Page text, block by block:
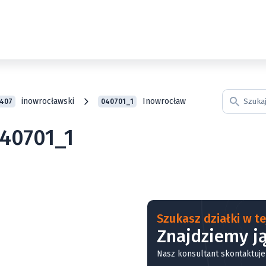
inowrocławski 040701_1 Inowrocław
Szukasz działki w
Znajdziemy
Nasz konsultant